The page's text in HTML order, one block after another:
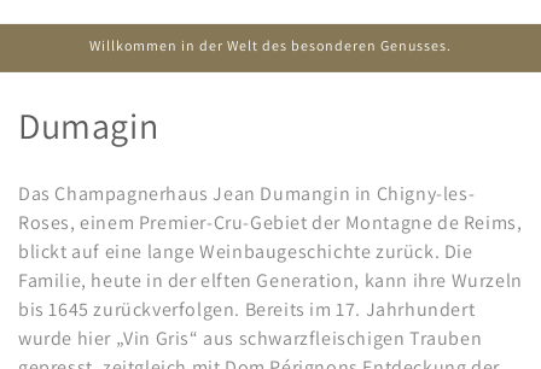
Willkommen in der Welt des besonderen Genusses.
K
t
e
g
o
Dumagin
Das Champagnerhaus Jean Dumangin in Chigny-les-
Roses, einem Premier-Cru-Gebiet der Montagne de Reims,
blickt auf eine lange Weinbaugeschichte zurück. Die
Familie, heute in der elften Generation, kann ihre Wurzeln
bis 1645 zurückverfolgen. Bereits im 17. Jahrhundert
wurde hier „Vin Gris“ aus schwarzfleischigen Trauben